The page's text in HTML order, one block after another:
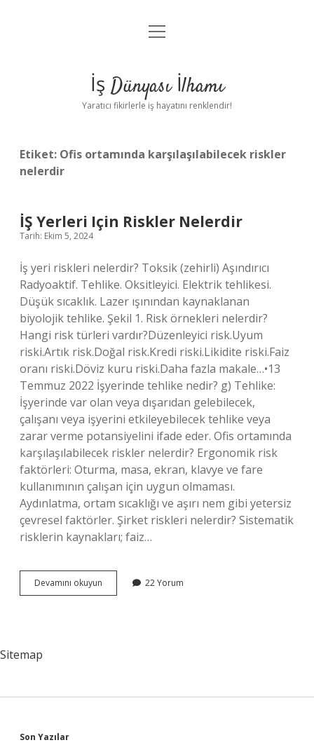
Anasayfa
Yasal Uyarı
menüyü
İş Dünyası İlhamı
Yaratıcı fikirlerle iş hayatını renklendir!
Etiket: Ofis ortamında karşılaşılabilecek riskler
nelerdir
İŞ Yerleri Için Riskler Nelerdir
Tarih: Ekim 5, 2024
İş yeri riskleri nelerdir? Toksik (zehirli) Aşındırıcı
Radyoaktif. Tehlike. Oksitleyici. Elektrik tehlikesi.
Düşük sıcaklık. Lazer ışınından kaynaklanan
biyolojik tehlike. Şekil 1. Risk örnekleri nelerdir?
Hangi risk türleri vardır?Düzenleyici risk.Uyum
riski.Artık risk.Doğal risk.Kredi riski.Likidite riski.Faiz
oranı riski.Döviz kuru riski.Daha fazla makale…•13
Temmuz 2022 İşyerinde tehlike nedir? g) Tehlike:
İşyerinde var olan veya dışarıdan gelebilecek,
çalışanı veya işyerini etkileyebilecek tehlike veya
zarar verme potansiyelini ifade eder. Ofis ortamında
karşılaşılabilecek riskler nelerdir? Ergonomik risk
faktörleri: Oturma, masa, ekran, klavye ve fare
kullanımının çalışan için uygun olmaması.
Aydınlatma, ortam sıcaklığı ve aşırı nem gibi yetersiz
çevresel faktörler. Şirket riskleri nelerdir? Sistematik
risklerin kaynakları; faiz…
Devamını okuyun
Yerleri
22 Yorum
Sitemap
Son Yazılar